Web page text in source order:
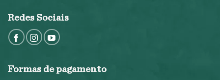
Redes Sociais
Formas de pagamento